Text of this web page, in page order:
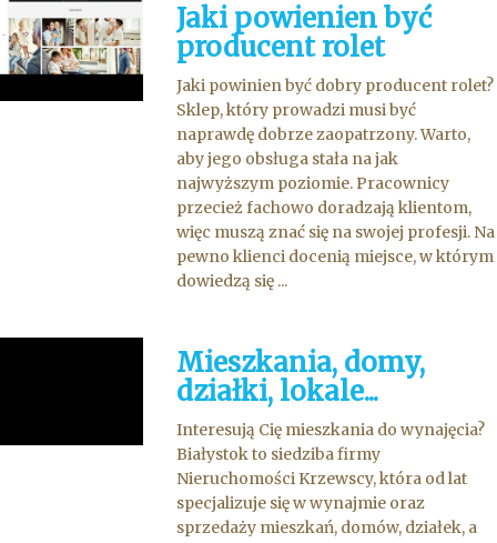
Jaki powienien być
producent rolet
Jaki powinien być dobry producent rolet?
Sklep, który prowadzi musi być
naprawdę dobrze zaopatrzony. Warto,
aby jego obsługa stała na jak
najwyższym poziomie. Pracownicy
przecież fachowo doradzają klientom,
więc muszą znać się na swojej profesji. Na
pewno klienci docenią miejsce, w którym
dowiedzą się ...
Mieszkania, domy,
działki, lokale...
Interesują Cię mieszkania do wynajęcia?
Białystok to siedziba firmy
Nieruchomości Krzewscy, która od lat
specjalizuje się w wynajmie oraz
sprzedaży mieszkań, domów, działek, a